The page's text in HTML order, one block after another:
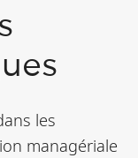
les
managériale